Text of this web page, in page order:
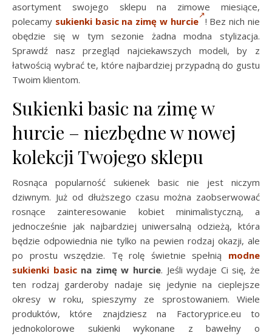
asortyment swojego sklepu na zimowe miesiące,
polecamy sukienki basic na zimę w hurcie ! Bez nich nie
obędzie się w tym sezonie żadna modna stylizacja.
Sprawdź nasz przegląd najciekawszych modeli, by z
łatwością wybrać te, które najbardziej przypadną do gustu
Twoim klientom.
Sukienki basic na zimę w
hurcie – niezbędne w nowej
kolekcji Twojego sklepu
Rosnąca popularność sukienek basic nie jest niczym
dziwnym. Już od dłuższego czasu można zaobserwować
rosnące zainteresowanie kobiet minimalistyczną, a
jednocześnie jak najbardziej uniwersalną odzieżą, która
będzie odpowiednia nie tylko na pewien rodzaj okazji, ale
po prostu wszędzie. Tę rolę świetnie spełnią modne
sukienki basicna zimę w hurcie. Jeśli wydaje Ci się, że
ten rodzaj garderoby nadaje się jedynie na cieplejsze
okresy w roku, spieszymy ze sprostowaniem. Wiele
produktów, które znajdziesz na Factoryprice.eu to
jednokolorowe sukienki wykonane z bawełny o